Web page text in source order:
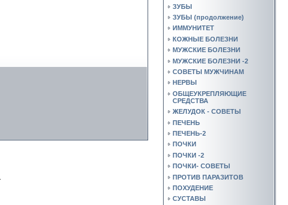
ЗУБЫ
ЗУБЫ (продолжение)
ИММУНИТЕТ
КОЖНЫЕ БОЛЕЗНИ
МУЖСКИЕ БОЛЕЗНИ
МУЖСКИЕ БОЛЕЗНИ -2
СОВЕТЫ МУЖЧИНАМ
НЕРВЫ
ОБЩЕУКРЕПЛЯЮЩИЕ
СРЕДСТВА
ЖЕЛУДОК - СОВЕТЫ
ПЕЧЕНЬ
ПЕЧЕНЬ-2
ПОЧКИ
ПОЧКИ -2
ПОЧКИ- СОВЕТЫ
ПРОТИВ ПАРАЗИТОВ
ПОХУДЕНИЕ
СУСТАВЫ